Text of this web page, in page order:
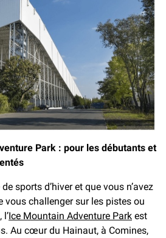
Park : pour les débutants et
sports d’hiver et que vous n’avez
vous challenger sur les pistes ou
Ice Mountain Adventure Park est
Au cœur du Hainaut, à Comines,